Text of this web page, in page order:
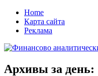
Home
Карта сайта
Реклама
Архивы за день: